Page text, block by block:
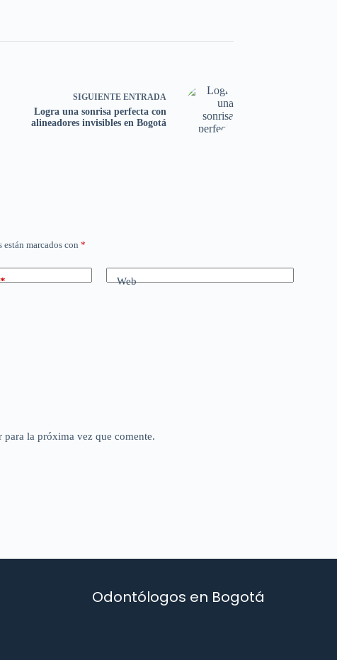
SIGUIENTE ENTRADA
Logra una sonrisa perfecta con
alineadores invisibles en Bogotá
marcados con *
Web
la próxima vez que comente.
Odontólogos en Bogotá